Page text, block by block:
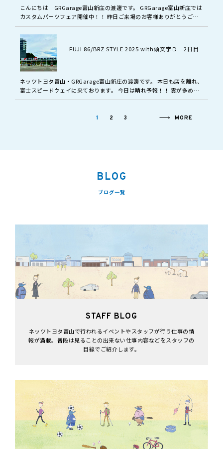
こんにちは GRGarage富山新庄の渡邊です。 GRGarage富山新庄では
カスタムパーツフェア開催中！！ 昨日ご来場のお客様ありがとうござ
いました。 イベント本日最終日、18時まで開催予定（延長有…
FUJI 86/BRZ STYLE 2025 with頭文字Ｄ 2日目
ネッツトヨタ富山・GRGarage富山新庄の渡邊です。 本日も店を離れ、
富士スピードウェイに来ております。 今日は晴れ予報！！ 雲が多めで
すがちょうど良い天気かと思います。 詳しくはこちら https…
1 2 3 MORE
BLOG
ブログ一覧
STAFF BLOG
ネッツトヨタ富山で行われるイベントやスタッフが行う仕事の情
報が満載。普段は見ることの出来ない仕事内容などをスタッフの
目線でご紹介します。